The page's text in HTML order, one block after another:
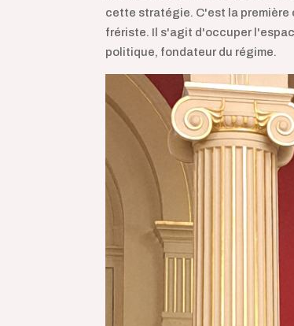
cette stratégie. C'est la première
frériste. Il s'agit d'occuper
politique, fondateur du régime.